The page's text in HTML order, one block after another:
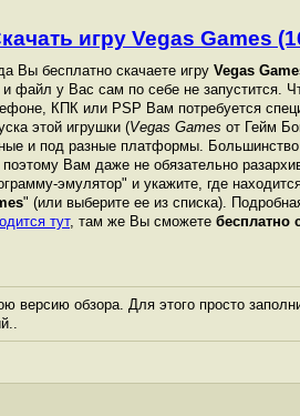
игру Vegas Games
Вы бесплатно скачаете игру Vegas
файл у Вас сам по себе не запустится.
КПК или PSP Вам потребуется
этой игрушки (Vegas Games от Гейм
и под разные платформы.
Вам даже не обязательно
эмулятор" и укажите, где
" (или выберите ее из списка).
тут, там же Вы сможете бесплатно
версию обзора. Для этого просто